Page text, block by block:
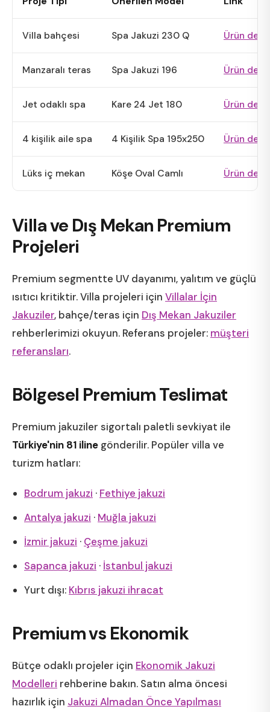
Villa bahçesi Spa Jakuzi 230 Q Ürün
Manzaralı teras Spa Jakuzi 196 Ürün
Jet odaklı spa Kare 24 Jet 180 Ürün
4 kişilik aile spa 4 Kişilik Spa 195x250 Ürün
Lüks iç mekan Köşe Oval Camlı Ürün
Villa ve Dış Mekan Premium
Projeleri
Premium segmentte UV dayanımı, yalıtım ve güçlü
ısıtıcı kritiktir. Villa projeleri için Villalar İçin
Jakuziler, bahçe/teras için Dış Mekan Jakuziler
rehberlerimizi okuyun. Referans projeler: müşteri
referansları.
Bölgesel Premium Teslimat
Premium jakuziler sigortalı paletli sevkiyat ile
Türkiye'nin 81 iline gönderilir. Popüler villa ve
turizm hatları:
Bodrum jakuzi · Fethiye jakuzi
Antalya jakuzi · Muğla jakuzi
İzmir jakuzi · Çeşme jakuzi
Sapanca jakuzi · İstanbul jakuzi
Yurt dışı: Kıbrıs jakuzi ihracat
Premium vs Ekonomik
Bütçe odaklı projeler için Ekonomik Jakuzi
Modelleri rehberine bakın. Satın alma öncesi
hazırlık için Jakuzi Almadan Önce Yapılması